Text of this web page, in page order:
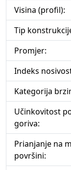
Visina (profil):
Tip
Promjer:
Indeks
Kategorija
Učinkovitost
goriva:
Prianjanje na
površini: